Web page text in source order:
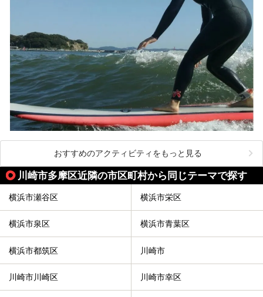
この記事は箱根 芦ノ湖畔蛸川温泉 龍宮殿のPR記事です。
おすすめのアクティビティをもっと見る
川崎市多摩区近隣の市区町村から同じテーマで探す
横浜市瀬谷区 横浜市栄区
横浜市泉区 横浜市青葉区
横浜市都筑区 川崎市
川崎市川崎区 川崎市幸区